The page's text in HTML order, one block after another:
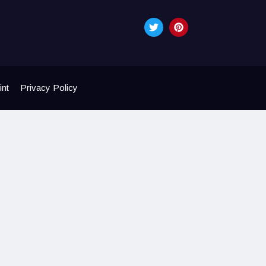
Privacy Policy